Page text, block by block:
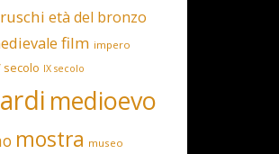
età del bronzo
film impero
secolo IX secolo
medioevo
mostra museo